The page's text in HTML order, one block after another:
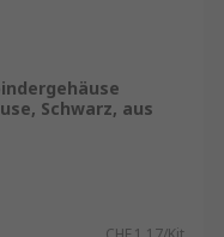
Schwarz, aus